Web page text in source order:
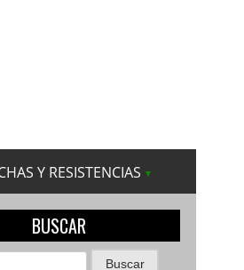
Y RESISTENCIAS
BUSCAR